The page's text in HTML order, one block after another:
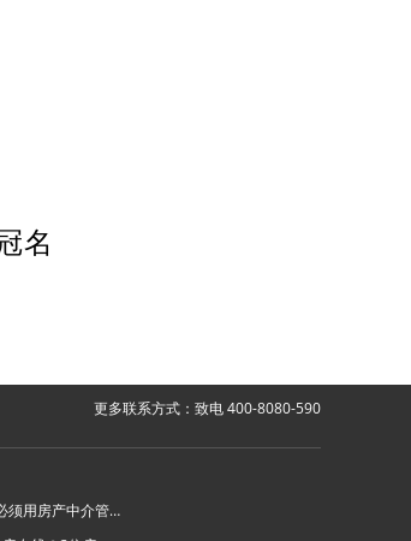
名
更多联系方式：致电 400-8080-590
房产中介门店管理：为什么必须用房产中介管理系统？